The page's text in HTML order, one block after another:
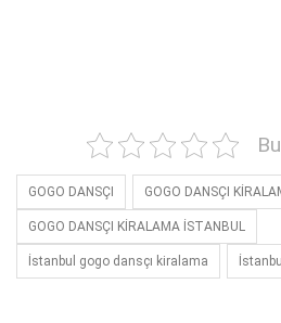
GOGO DANSÇI GOGO DANSÇI
GOGO DANSÇI KİRALAMA İSTANBUL
İstanbul gogo dansçı kiralama